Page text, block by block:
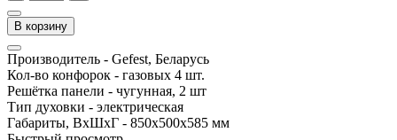
В корзину
Производитель - Gefest, Беларусь
Кол-во конфорок - газовых 4 шт.
Решётка панели - чугунная, 2 шт
Тип духовки - электрическая
Габариты, ВхШхГ - 850х500х585 мм